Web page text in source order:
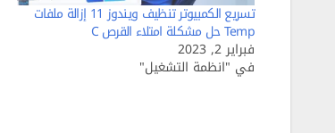
تسريع الكمبيوتر تنظيف ويندوز 11 إزالة ملفات
Temp حل مشكلة امتلاء القرص C
فبراير 2, 2023
في "انظمة التشغيل"